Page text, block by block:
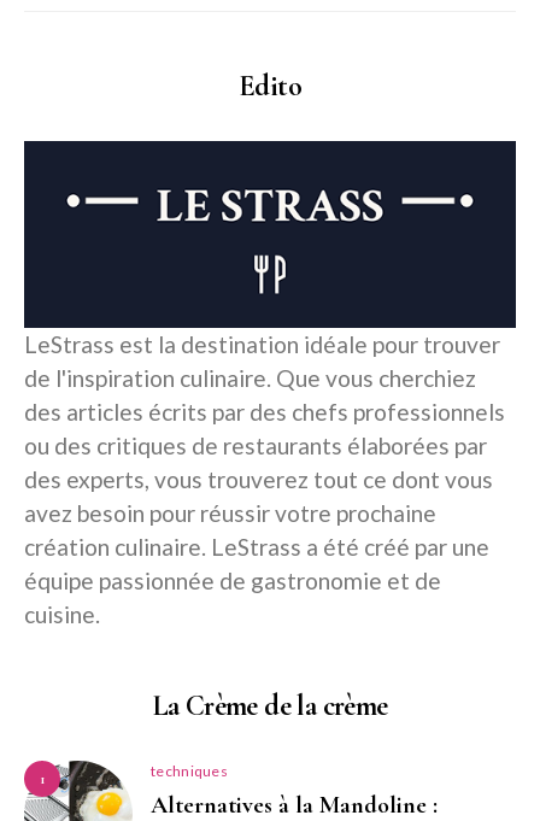
Edito
LeStrass est la destination idéale pour trouver
de l'inspiration culinaire. Que vous cherchiez
des articles écrits par des chefs professionnels
ou des critiques de restaurants élaborées par
des experts, vous trouverez tout ce dont vous
avez besoin pour réussir votre prochaine
création culinaire. LeStrass a été créé par une
équipe passionnée de gastronomie et de
cuisine.
La Crème de la crème
1 techniques
Alternatives à la Mandoline :